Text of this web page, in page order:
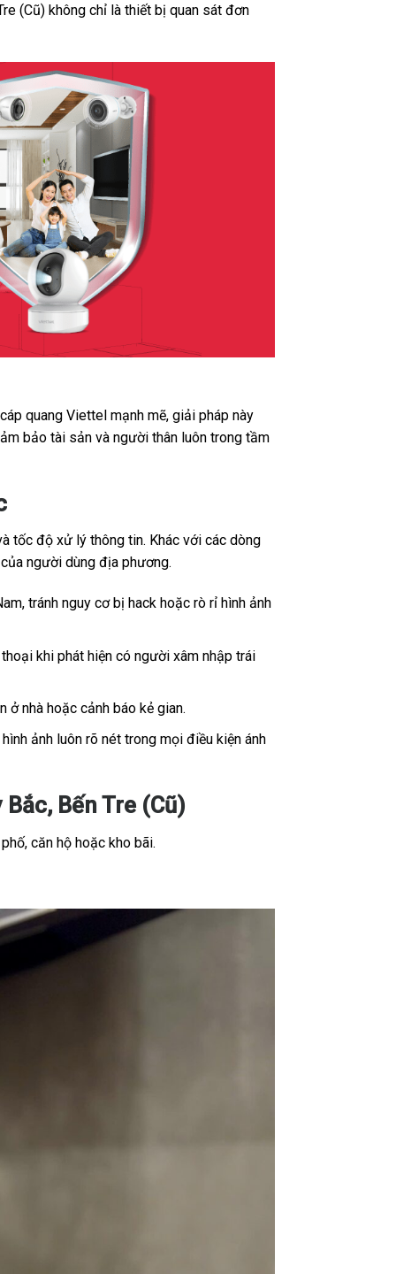
(Cũ) không chỉ là thiết bị quan sát đơn
quang Viettel mạnh mẽ, giải pháp này
bảo tài sản và người thân luôn trong tầm
tốc độ xử lý thông tin. Khác với các dòng
người dùng địa phương.
tránh nguy cơ bị hack hoặc rò rỉ hình ảnh
khi phát hiện có người xâm nhập trái
nhà hoặc cảnh báo kẻ gian.
ảnh luôn rõ nét trong mọi điều kiện ánh
Bến Tre (Cũ)
căn hộ hoặc kho bãi.